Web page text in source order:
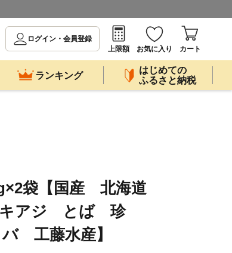
ログイン・会員登録
上限額
お気に入り カート
ランキング
はじめての
ふるさと納税
袋【国産 北海道
アジ とば 珍
工藤水産】